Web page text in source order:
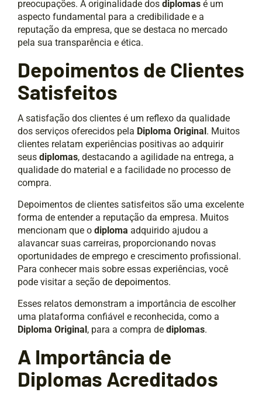
preocupações. A originalidade dos diplomas é um
aspecto fundamental para a credibilidade e a
reputação da empresa, que se destaca no mercado
pela sua transparência e ética.
Depoimentos de Clientes
Satisfeitos
A satisfação dos clientes é um reflexo da qualidade
dos serviços oferecidos pela Diploma Original. Muitos
clientes relatam experiências positivas ao adquirir
seus diplomas, destacando a agilidade na entrega, a
qualidade do material e a facilidade no processo de
compra.
Depoimentos de clientes satisfeitos são uma excelente
forma de entender a reputação da empresa. Muitos
mencionam que o diploma adquirido ajudou a
alavancar suas carreiras, proporcionando novas
oportunidades de emprego e crescimento profissional.
Para conhecer mais sobre essas experiências, você
pode visitar a seção de depoimentos.
Esses relatos demonstram a importância de escolher
uma plataforma confiável e reconhecida, como a
Diploma Original, para a compra de diplomas.
A Importância de
Diplomas Acreditados